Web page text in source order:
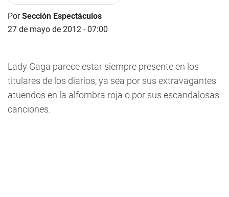
PorSección Espectáculos
27 de mayo de 2012 - 07:00
Lady Gaga parece estar siempre presente en los
titulares de los diarios, ya sea por sus extravagantes
atuendos en la alfombra roja o por sus escandalosas
canciones.